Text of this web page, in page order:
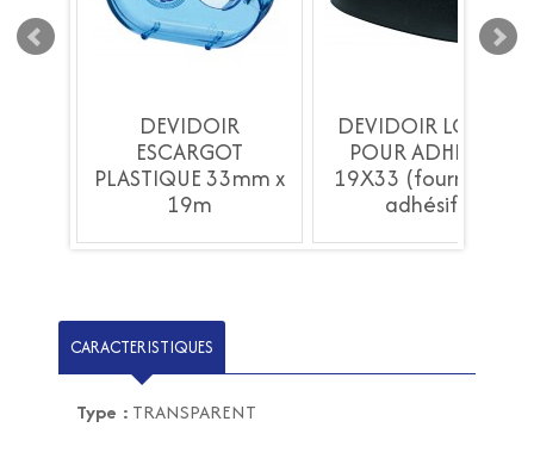
DEVIDOIR
ESCARGOT
PLASTIQUE 33mm x
19m
DEVIDOIR LOURD
POUR ADHESIFS
19X33 (fourni sans
adhésif)
CARACTERISTIQUES
Type : TRANSPARENT